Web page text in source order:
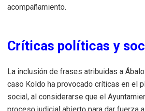
acompañamiento.
Críticas políticas y
La inclusión de frases atribuidas a
caso Koldo ha provocado críticas en el
social, al considerarse que el